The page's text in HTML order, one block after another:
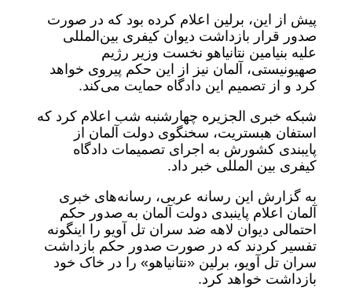
پیش از این، برلین اعلام کرده بود که در صورت
صدور قرار بازداشت دیوان کیفری بین‌المللی
علیه بنیامین نتانیاهو نخست وزیر رژیم
صهیونیستی، آلمان نیز از این حکم پیروی خواهد
کرد و از تصمیم این دادگاه حمایت می‌کند.
شبکه خبری الجزیره چهارشنبه شب اعلام کرد که
استفان هبستریت، سخنگوی دولت آلمان از
پایبندی کشورش به اجرای تصمیمات دادگاه
کیفری بین المللی خبر داد.
به گزارش این رسانه عربی، رسانه‌های خبری
آلمان اعلام پاینبدی دولت آلمان به صدور حکم
احتمالی دیوان لاهه ضد سران تل آویو را اینگونه
تفسیر کردند که در صورت صدور حکم بازداشت
سران تل آویو، برلین «نتانیاهو» را در خاک خود
بازداشت خواهد کرد.